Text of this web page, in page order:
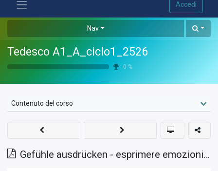
Accedi
Nav
Tedesco A1_A_ciclo1_2526
0 %
Contenuto del corso
Gefühle ausdrücken - esprimere emozioni - preposizioni e casi